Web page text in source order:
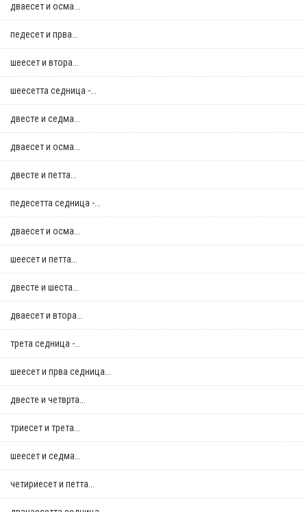
дваесет и осма...
педесет и прва...
шеесет и втора...
шеесетта седница -...
двестe и седма...
дваесет и осма...
двестe и петта...
педесетта седница -...
дваесет и осма...
шеесет и петта...
двестe и шеста...
дваесет и втора...
трета седница -...
шеесет и прва седница...
двестe и четврта...
триесет и трета...
шеесет и седма...
четириесет и петта...